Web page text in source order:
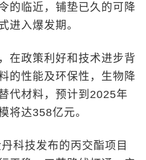
的临近，铺垫已久的可降
进入爆发期。
政策利好和技术进步背
的性能及环保性，生物降
代材料，预计到2025年
将达358亿元。
技发布的丙交酯项目